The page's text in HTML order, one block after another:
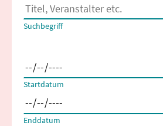
Es erscheinen Suchvorschläge,
Suchbegriff
Startdatum
Enddatum